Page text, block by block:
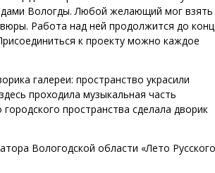
Вологды. Любой желающий мог взять
Работа над ней продолжится до
к проекту можно каждое
галереи: пространство украсили
проходила музыкальная часть
пространства сделала дворик
Вологодской области «Лето Русского